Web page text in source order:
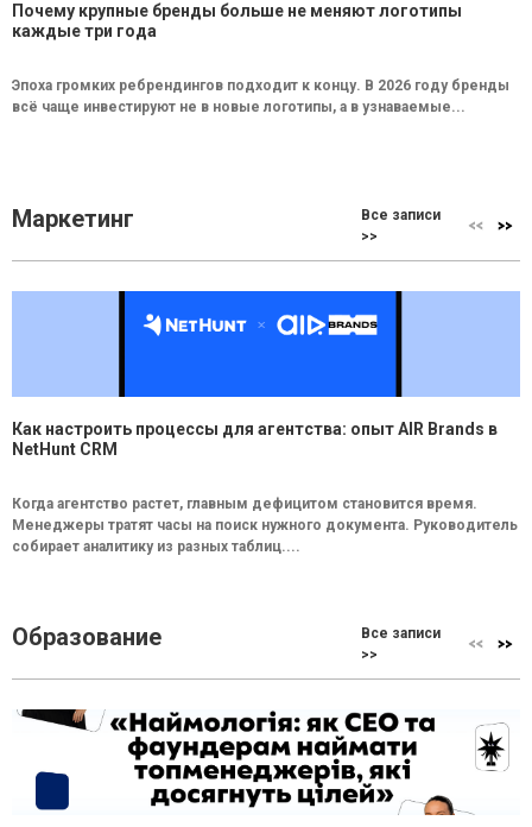
Почему крупные бренды больше не меняют логотипы
каждые три года
Эпоха громких ребрендингов подходит к концу. В 2026 году бренды
всё чаще инвестируют не в новые логотипы, а в узнаваемые...
Маркетинг
Все записи
>>
Как настроить процессы для агентства: опыт AIR Brands в
NetHunt CRM
Когда агентство растет, главным дефицитом становится время.
Менеджеры тратят часы на поиск нужного документа. Руководитель
собирает аналитику из разных таблиц....
Образование
Все записи
>>